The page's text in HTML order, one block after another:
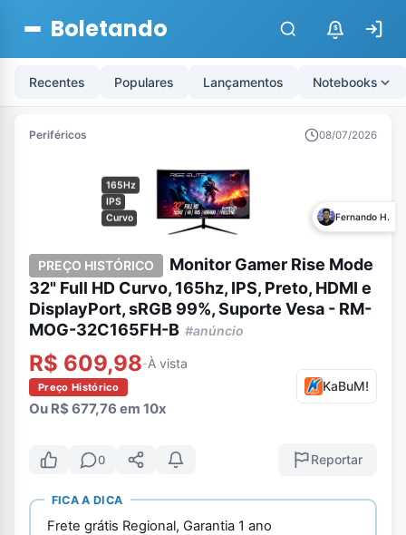
Boletando $
Recentes Populares Lançamentos Notebooks
Periféricos 08/07/2026
165Hz
IPS
Curvo
Fernando H.
PREÇO HISTÓRICO
Monitor Gamer Rise Mode
32" Full HD Curvo, 165hz, IPS, Preto, HDMI e
DisplayPort, sRGB 99%, Suporte Vesa - RM-
MOG-32C165FH-B #anúncio
R$ 609,98-À vista
Preço Histórico
Ou R$ 677,76 em 10x
KaBuM!
0 Reportar
FICA A DICA
Frete grátis Regional, Garantia 1 ano